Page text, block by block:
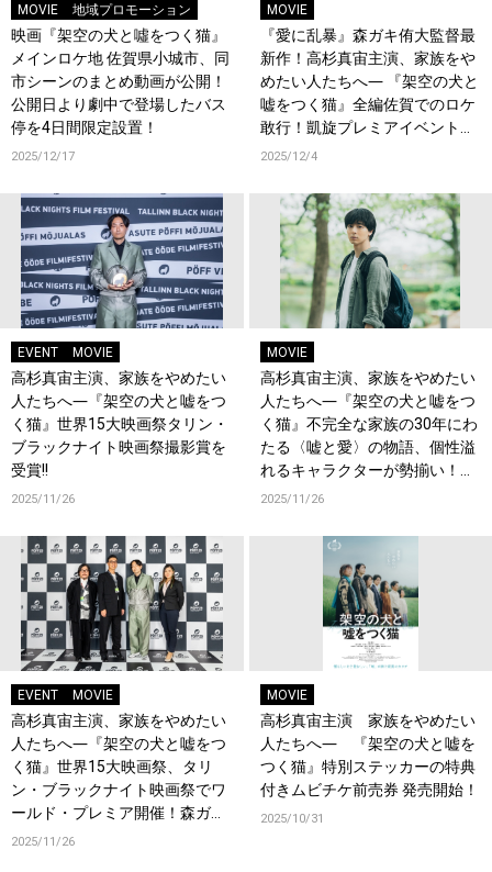
MOVIE 地域プロモーション
映画『架空の犬と噓をつく猫』
メインロケ地 佐賀県小城市、同
市シーンのまとめ動画が公開！
公開日より劇中で登場したバス
停を4日間限定設置！
2025/12/17
MOVIE
『愛に乱暴』森ガキ侑大監督最
新作！高杉真宙主演、家族をや
めたい人たちへ― 『架空の犬と
嘘をつく猫』全編佐賀でのロケ
敢行！凱旋プレミアイベントの
実施も決定！佐賀でしか撮れな
2025/12/4
EVENT MOVIE
高杉真宙主演、家族をやめたい
人たちへ―『架空の犬と嘘をつ
く猫』世界15大映画祭タリン・
ブラックナイト映画祭撮影賞を
受賞!!
2025/11/26
MOVIE
高杉真宙主演、家族をやめたい
人たちへ―『架空の犬と嘘をつ
く猫』不完全な家族の30年にわ
たる〈嘘と愛〉の物語、個性溢
れるキャラクターが勢揃い！羽
猫家の嘘を紐解く相関図が解
会も決定！
2025/11/26
EVENT MOVIE
高杉真宙主演、家族をやめたい
人たちへ―『架空の犬と嘘をつ
く猫』世界15大映画祭、タリ
ン・ブラックナイト映画祭でワ
ールド・プレミア開催！森ガキ
侑大監督登壇！現地の映画人た
2025/11/26
MOVIE
高杉真宙主演 家族をやめたい
人たちへ― 『架空の犬と嘘を
つく猫』特別ステッカーの特典
付きムビチケ前売券 発売開始！
2025/10/31